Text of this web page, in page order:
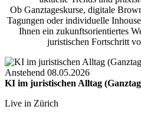
Ob Ganztageskurse, digitale
Tagungen oder individuelle
Ihnen ein zukunftsorientiertes
juristischen Fortschritt
Anstehend 08.05.2026
KI im juristischen Alltag
Live in Zürich